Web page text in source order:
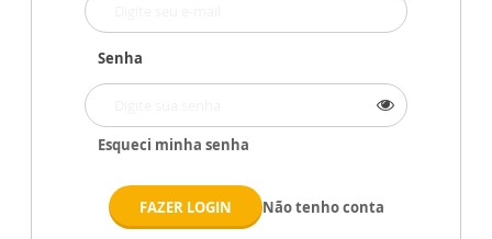
Senha
Esqueci minha senha
FAZER LOGIN Não tenho conta